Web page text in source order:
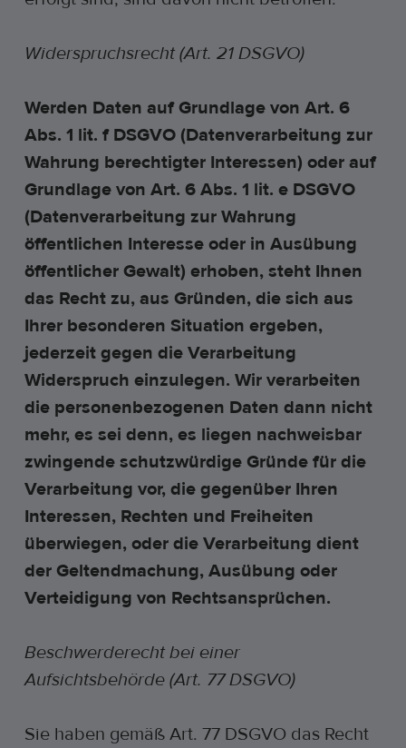
Widerspruchsrecht (Art. 21 DSGVO)
Werden Daten auf Grundlage von Art. 6
Abs. 1 lit. f DSGVO (Datenverarbeitung zur
Wahrung berechtigter Interessen) oder auf
Grundlage von Art. 6 Abs. 1 lit. e DSGVO
(Datenverarbeitung zur Wahrung
öffentlichen Interesse oder in Ausübung
öffentlicher Gewalt) erhoben, steht Ihnen
das Recht zu, aus Gründen, die sich aus
Ihrer besonderen Situation ergeben,
jederzeit gegen die Verarbeitung
Widerspruch einzulegen. Wir verarbeiten
die personenbezogenen Daten dann nicht
mehr, es sei denn, es liegen nachweisbar
zwingende schutzwürdige Gründe für die
Verarbeitung vor, die gegenüber Ihren
Interessen, Rechten und Freiheiten
überwiegen, oder die Verarbeitung dient
der Geltendmachung, Ausübung oder
Verteidigung von Rechtsansprüchen.
Beschwerderecht bei einer
Aufsichtsbehörde (Art. 77 DSGVO)
Sie haben gemäß Art. 77 DSGVO das Recht